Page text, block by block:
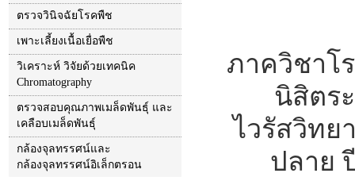
ตรวจวินิจฉัยโรคพืช
เพาะเลี้ยงเนื้อเยื่อพืช
วิเคราะห์ วิจัยด้วยเทคนิค
Chromatography
ตรวจสอบคุณภาพเมล็ดพันธุ์ และ
เคลือบเมล็ดพันธุ์
กล้องจุลทรรศน์และ
กล้องจุลทรรศน์อิเล็กตรอน
ภาควิชาโ
นิสิตร
ไวรัสวิทย
ปลาย